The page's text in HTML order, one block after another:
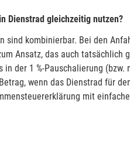
Dienstrad gleichzeitig nutzen?
sind kombinierbar. Bei den
Ansatz, das auch tatsächlich
der 1 %-Pauschalierung (bzw.
wenn das Dienstrad für
mit